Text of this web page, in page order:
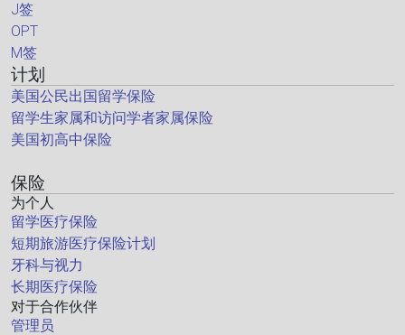
J签
OPT
M签
计划
美国公民出国留学保险
留学生家属和访问学者家属保险
美国初高中保险
保险
为个人
留学医疗保险
短期旅游医疗保险计划
牙科与视力
长期医疗保险
对于合作伙伴
管理员